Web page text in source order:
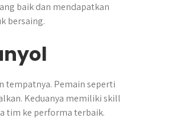
baik dan mendapatkan
bersaing.
tempatnya. Pemain seperti
Keduanya memiliki skill
tim ke performa terbaik.